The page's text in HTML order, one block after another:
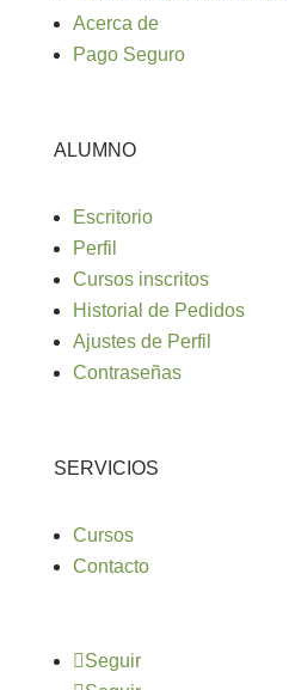
Acerca de
Pago Seguro
ALUMNO
Escritorio
Perfil
Cursos inscritos
Historial de Pedidos
Ajustes de Perfil
Contraseñas
SERVICIOS
Cursos
Contacto
Seguir